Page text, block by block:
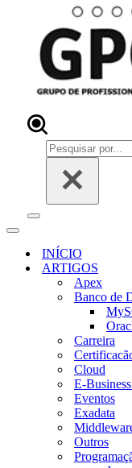
Pesquisar
por...
Menu
navegação
Menu
navegaçãoINÍCIO
ARTIGOS
Apex
Banco de
Carreira
Cloud
E-
Eventos
Exadata
Outros